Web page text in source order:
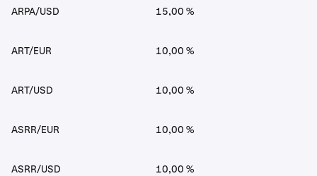
ARPA/USD 15,00 %
ART/EUR 10,00 %
ART/USD 10,00 %
ASRR/EUR 10,00 %
ASRR/USD 10,00 %